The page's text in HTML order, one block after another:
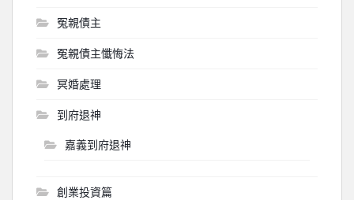
冤親債主
冤親債主懺悔法
冥婚處理
到府退神
嘉義到府退神
創業投資篇